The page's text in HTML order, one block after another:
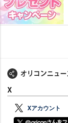
X
Xアカウント